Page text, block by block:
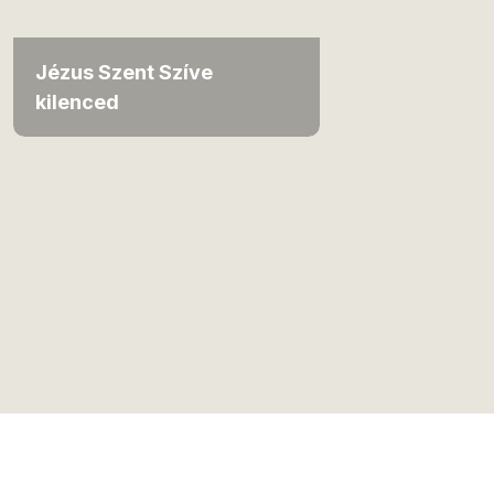
Jézus Szent Szíve
kilenced